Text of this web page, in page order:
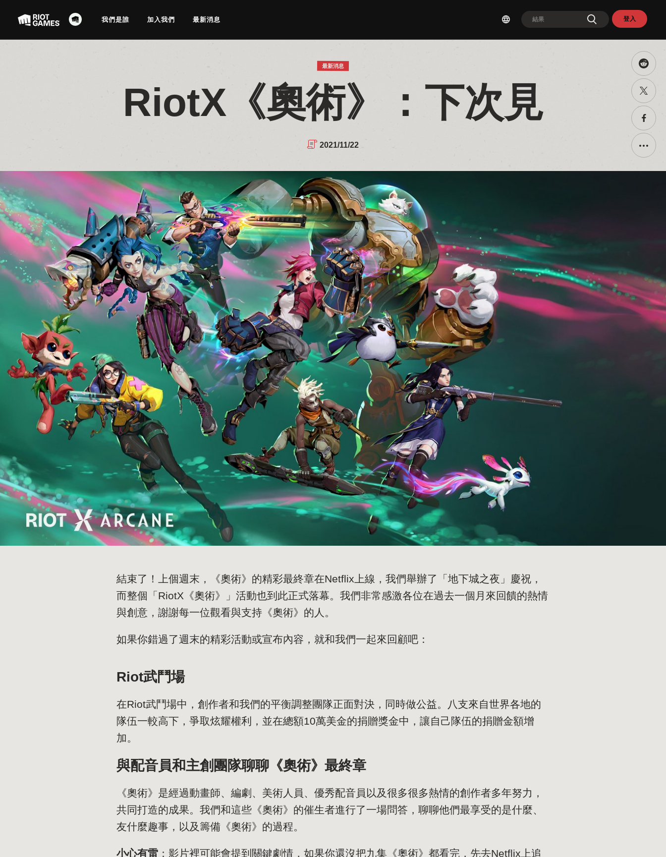
我們是誰 加入我們 最新消息 登入
最新消息
RiotX《奧術》：下次見
2021/11/22
Share
this
on
Reddit
分
至
Twitter
分
至
Toggle
options
結束了！上個週末，《奧術》的精彩最終章在Netflix上線，我們舉辦了「地下城之夜」慶祝，
而整個「RiotX《奧術》」活動也到此正式落幕。我們非常感激各位在過去一個月來回饋的熱情
與創意，謝謝每一位觀看與支持《奧術》的人。
如果你錯過了週末的精彩活動或宣布內容，就和我們一起來回顧吧：
Riot武鬥場
在Riot武鬥場中，創作者和我們的平衡調整團隊正面對決，同時做公益。八支來自世界各地的
隊伍一較高下，爭取炫耀權利，並在總額10萬美金的捐贈獎金中，讓自己隊伍的捐贈金額增
加。
與配音員和主創團隊聊聊《奧術》最終章
《奧術》是經過動畫師、編劇、美術人員、優秀配音員以及很多很多熱情的創作者多年努力，
共同打造的成果。我們和這些《奧術》的催生者進行了一場問答，聊聊他們最享受的是什麼、
友什麼趣事，以及籌備《奧術》的過程。
小心有雷 ：影片裡可能會提到關鍵劇情，如果你還沒把九集《奧術》都看完，先去Netflix上追